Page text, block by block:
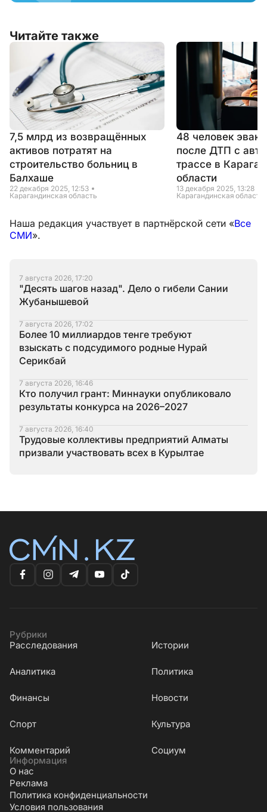
Читайте также
7,5 млрд из возвращённых
активов потратят на
строительство больниц в
Балхаше
22 декабря 2025, 12:53
Карагандинская область
48 человек
после ДТП с
трассе в
области
13 декабря 2025, 13:28
Карагандинская область
Наша редакция участвует в партнёрской сети «Все
СМИ».
7 августа 2026, 17:20
"Десять шагов назад". Дело о гибели Сании
Жубанышевой
7 августа 2026, 17:02
Более 10 миллиардов тенге требуют
взыскать с подсудимого родные Нурай
Серикбай
7 августа 2026, 16:46
Кто получил грант: Миннауки опубликовало
результаты конкурса на 2026–2027
7 августа 2026, 16:40
Трудовые коллективы предприятий Алматы
призвали участвовать всех в Курылтае
Рубрики
Расследования
Истории
Аналитика Политика
Финансы Новости
Cпорт Культура
Комментарий
Социум
Информация
О нас
Реклама
Политика конфиденциальности
Условия пользования